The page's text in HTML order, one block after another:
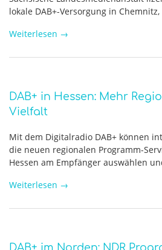
lokale DAB+-Versorgung in
Weiterlesen →
DAB+ in Hessen: Mehr
Vielfalt
Mit dem Digitalradio DAB+ können
die neuen regionalen Programm-
Hessen am Empfänger auswählen
Weiterlesen →